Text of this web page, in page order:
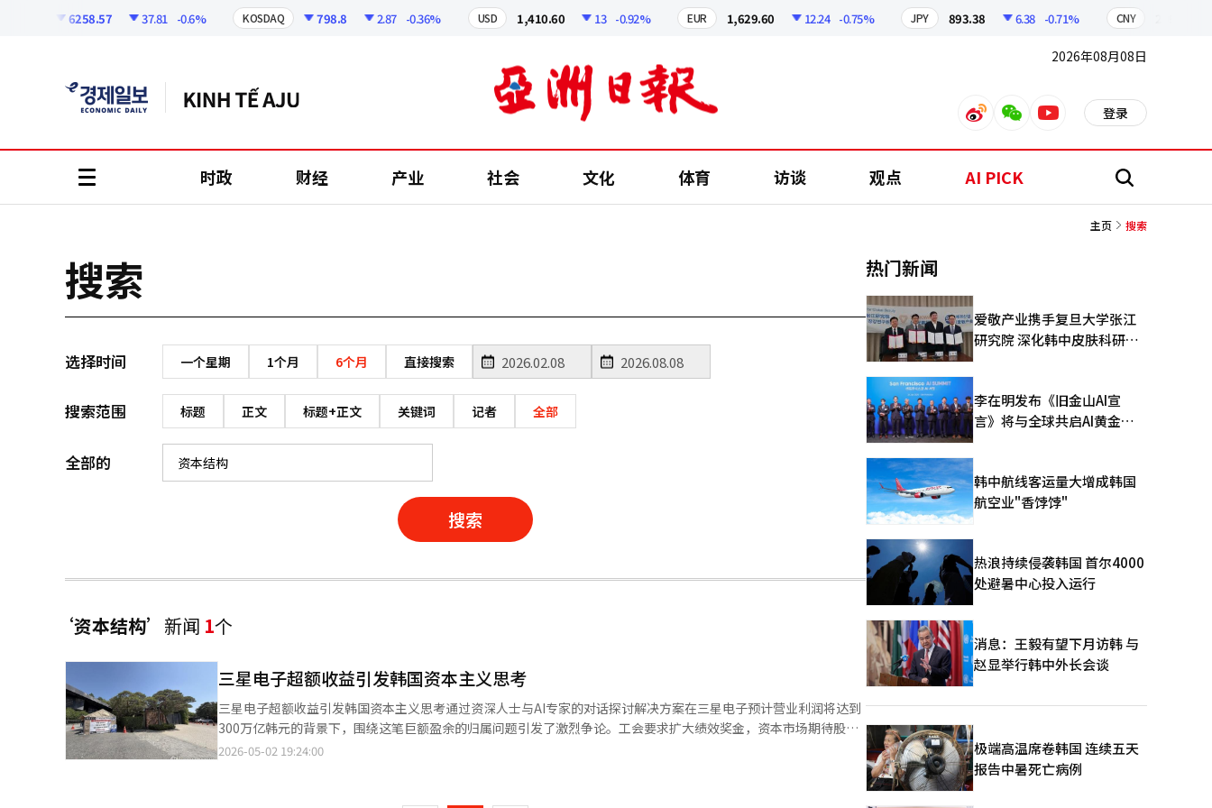
6258.57 37.81 -0.6% KOSDAQ 798.8 2.87 -0.36% USD 1,410.60 13 -0.92% EUR 1,629.60 12.24 -0.75% JPY 893.38 6.38 -0.71% CNY
2026年08月08日
weiboweixinyoutube 登录
时政 财经 产业 社会 文化 体育 访谈 观点 AI PICK 搜
主页 搜索
搜索
选择时间 一个星期 1个月 6个月 直接搜索
搜索范围 标题 正文 标题+正文 关键词 记者 全部
全部的
搜索
‘资本结构’ 新闻 1个
三星电子超额收益引发韩国资本主义思考
三星电子超额收益引发韩国资本主义思考通过资深人士与AI专家的对话探讨解决方案在三星电子预计营业利润将达到
300万亿韩元的背景下，围绕这笔巨额盈余的归属问题引发了激烈争论。工会要求扩大绩效奖金，资本市场期待股东
回报，政界则强调社会责任。然而，这场争论的本质不是情感或道德问题，而是资本结构的原理，即“剩余索取
2026-05-02 19:24:00
热门新闻
爱敬产业携手复旦大学张江
研究院 深化韩中皮肤科研合
李在明发布《旧金山AI宣
言》将与全球共启AI黄金时
韩中航线客运量大增成韩国
航空业"香饽饽"
热浪持续侵袭韩国 首尔4000
处避暑中心投入运行
消息：王毅有望下月访韩 与
赵显举行韩中外长会谈
极端高温席卷韩国 连续五天
报告中暑死亡病例